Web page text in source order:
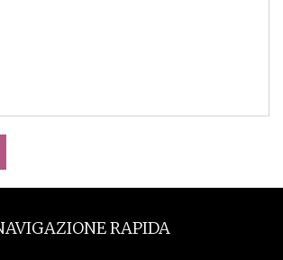
RAPIDA